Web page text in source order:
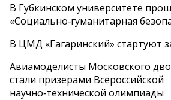
В Губкинском университете
«Социально‑гуманитарная
В ЦМД «Гагаринский» стартуют
Авиамоделисты Московского
стали призерами Всероссийской
научно‑технической олимпиады